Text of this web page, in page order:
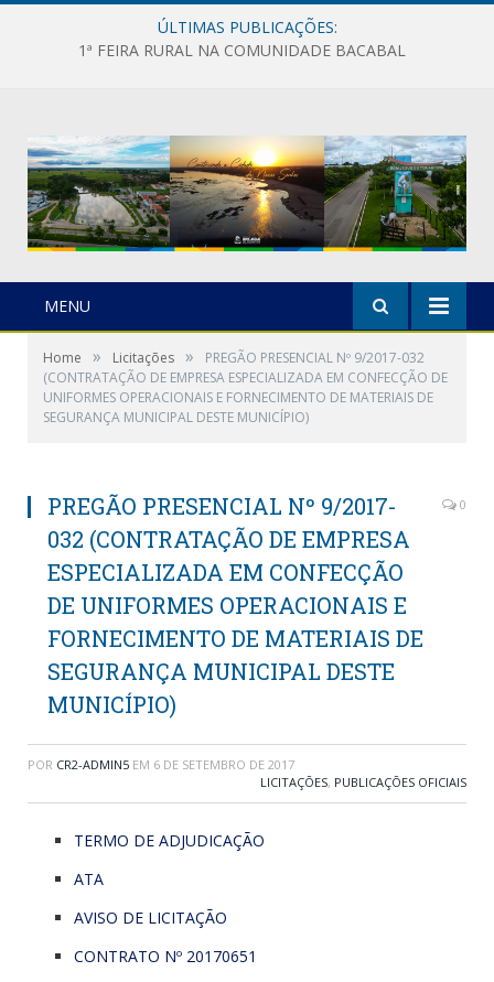
ÚLTIMAS PUBLICAÇÕES:
1ª FEIRA RURAL NA COMUNIDADE BACABAL
MENU
Home » Licitações »
PREGÃO PRESENCIAL Nº 9/2017-032
(CONTRATAÇÃO DE EMPRESA ESPECIALIZADA EM CONFECÇÃO DE
UNIFORMES OPERACIONAIS E FORNECIMENTO DE MATERIAIS DE
SEGURANÇA MUNICIPAL DESTE MUNICÍPIO)
PREGÃO PRESENCIAL Nº 9/2017-
032 (CONTRATAÇÃO DE EMPRESA
ESPECIALIZADA EM CONFECÇÃO
DE UNIFORMES OPERACIONAIS E
FORNECIMENTO DE MATERIAIS DE
SEGURANÇA MUNICIPAL DESTE
MUNICÍPIO)
0
POR CR2-ADMIN5 EM 6 DE SETEMBRO DE 2017
LICITAÇÕES, PUBLICAÇÕES OFICIAIS
TERMO DE ADJUDICAÇÃO
ATA
AVISO DE LICITAÇÃO
CONTRATO Nº 20170651